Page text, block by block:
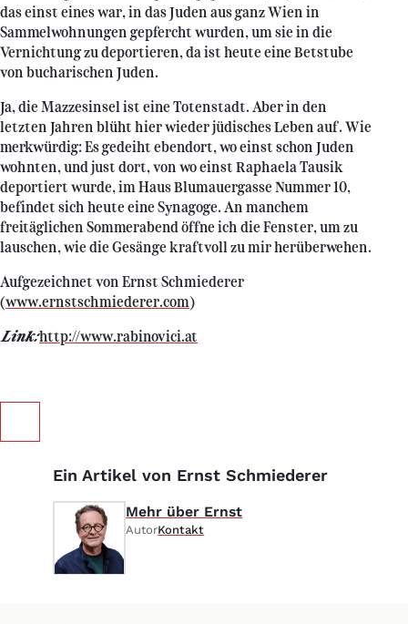
das einst eines war, in das Juden aus ganz Wien in
Sammelwohnungen gepfercht wurden, um sie in die
Vernichtung zu deportieren, da ist heute eine Betstube
von bucharischen Juden.
Ja, die Mazzesinsel ist eine Totenstadt. Aber in den
letzten Jahren blüht hier wieder jüdisches Leben auf. Wie
merkwürdig: Es gedeiht ebendort, wo einst schon Juden
wohnten, und just dort, von wo einst Raphaela Tausik
deportiert wurde, im Haus Blumauergasse Nummer 10,
befindet sich heute eine Synagoge. An manchem
freitäglichen Sommerabend öffne ich die Fenster, um zu
lauschen, wie die Gesänge kraftvoll zu mir herüberwehen.
Aufgezeichnet von Ernst Schmiederer
(www.ernstschmiederer.com)
Link:http://www.rabinovici.at
Ein Artikel von Ernst Schmiederer
Mehr über Ernst
AutorKontakt